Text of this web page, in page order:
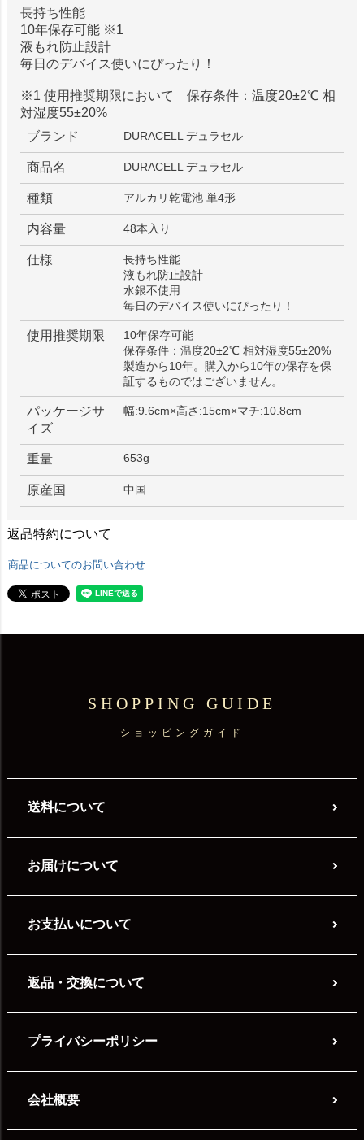
長持ち性能
10年保存可能 ※1
液もれ防止設計
毎日のデバイス使いにぴったり！
※1 使用推奨期限において 保存条件：温度20±2℃ 相
対湿度55±20%
ブランド
DURACELL デュラセル
商品名 DURACELL デュラセル
種類 アルカリ乾電池 単4形
内容量 48本入り
仕様
長持ち性能
液もれ防止設計
水銀不使用
毎日のデバイス使いにぴったり！
使用推奨期限
10年保存可能
保存条件：温度20±2℃ 相対湿度55±20%
製造から10年。購入から10年の保存を保
証するものではございません。
パッケージサ
イズ
幅:9.6cm×高さ:15cm×マチ:10.8cm
重量 653g
原産国 中国
返品特約について
商品についてのお問い合わせ
SHOPPING GUIDE
ショッピングガイド
送料について
お届けについて
お支払いについて
返品・交換について
プライバシーポリシー
会社概要